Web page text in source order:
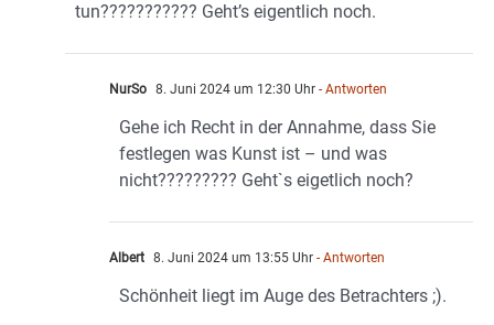
tun??????????? Geht’s eigentlich noch.
NurSo 8. Juni 2024 um 12:30 Uhr - Antworten
Gehe ich Recht in der Annahme, dass Sie
festlegen was Kunst ist – und was
nicht????????? Geht`s eigetlich noch?
Albert 8. Juni 2024 um 13:55 Uhr - Antworten
Schönheit liegt im Auge des Betrachters ;).